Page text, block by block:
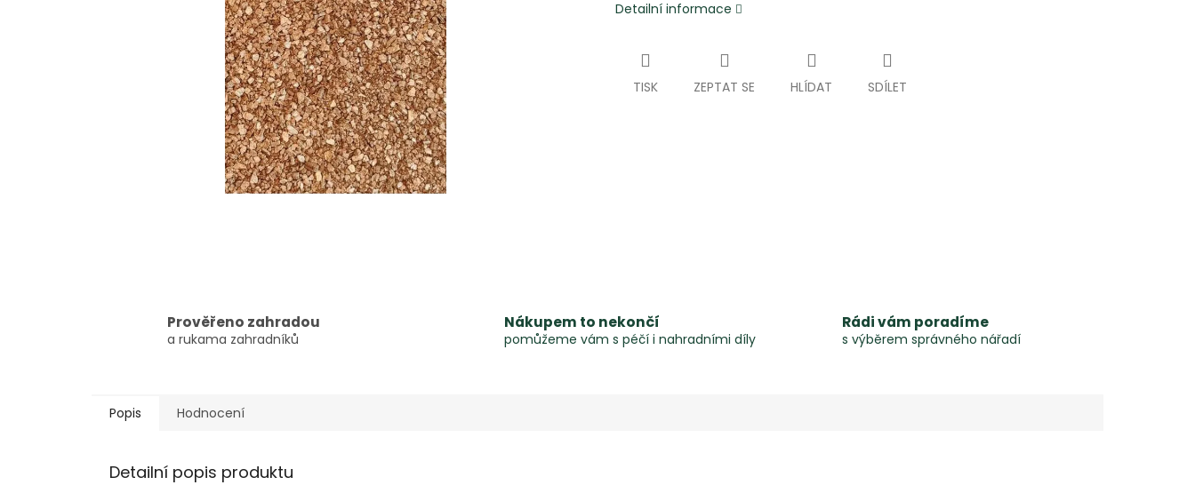
Detailní informace
TISK ZEPTAT SE HLÍDAT SDÍLET
Prověřeno zahradou
a rukama zahradníků
Nákupem to nekončí
pomůžeme vám s péčí i nahradními díly
Rádi vám poradíme
s výběrem správného nářadí
Popis Hodnocení
Detailní popis produktu